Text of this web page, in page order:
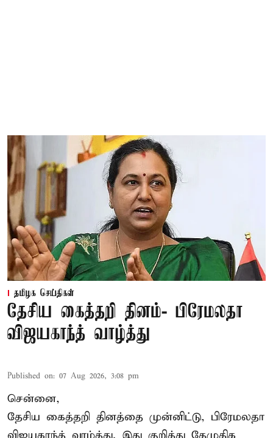
தமிழக செய்திகள்
தேசிய கைத்தறி தினம்- பிரேமலதா
விஜயகாந்த் வாழ்த்து
Published on: 07 Aug 2026, 3:08 pm
சென்னை,
தேசிய கைத்தறி தினத்தை முன்னிட்டு, பிரேமலதா
விஜயகாந்த் வாழ்த்து. இது குறித்து தேமுதிக